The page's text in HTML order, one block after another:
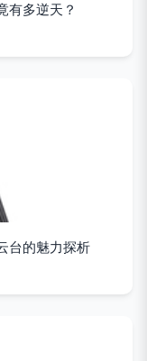
有多逆天？
台的魅力探析